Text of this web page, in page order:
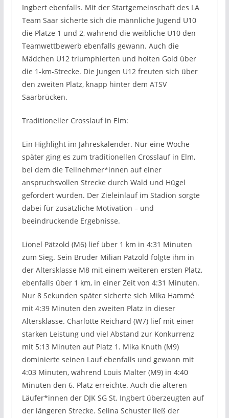
Ingbert ebenfalls. Mit der Startgemeinschaft des LA
Team Saar sicherte sich die männliche Jugend U10
die Plätze 1 und 2, während die weibliche U10 den
Teamwettbewerb ebenfalls gewann. Auch die
Mädchen U12 triumphierten und holten Gold über
die 1-km-Strecke. Die Jungen U12 freuten sich über
den zweiten Platz, knapp hinter dem ATSV
Saarbrücken.
Traditioneller Crosslauf in Elm:
Ein Highlight im Jahreskalender. Nur eine Woche
später ging es zum traditionellen Crosslauf in Elm,
bei dem die Teilnehmer*innen auf einer
anspruchsvollen Strecke durch Wald und Hügel
gefordert wurden. Der Zieleinlauf im Stadion sorgte
dabei für zusätzliche Motivation – und
beeindruckende Ergebnisse.
Lionel Pätzold (M6) lief über 1 km in 4:31 Minuten
zum Sieg. Sein Bruder Milian Pätzold folgte ihm in
der Altersklasse M8 mit einem weiteren ersten Platz,
ebenfalls über 1 km, in einer Zeit von 4:31 Minuten.
Nur 8 Sekunden später sicherte sich Mika Hammé
mit 4:39 Minuten den zweiten Platz in dieser
Altersklasse. Charlotte Reichard (W7) lief mit einer
starken Leistung und viel Abstand zur Konkurrenz
mit 5:13 Minuten auf Platz 1. Mika Knuth (M9)
dominierte seinen Lauf ebenfalls und gewann mit
4:03 Minuten, während Louis Malter (M9) in 4:40
Minuten den 6. Platz erreichte. Auch die älteren
Läufer*innen der DJK SG St. Ingbert überzeugten auf
der längeren Strecke. Selina Schuster ließ der